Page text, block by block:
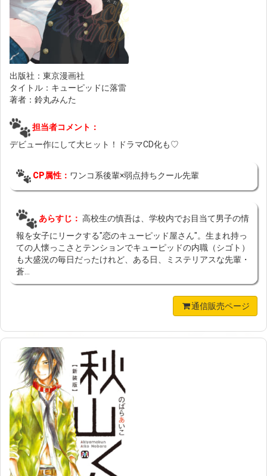
出版社：東京漫画社
タイトル：キューピッドに落雷
著者：鈴丸みんた
担当者コメント：
デビュー作にして大ヒット！ドラマCD化も♡
CP属性： ワンコ系後輩×弱点持ちクール先輩
あらすじ： 高校生の慎吾は、学校内でお目当て男子の情
報を女子にリークする"恋のキューピッド屋さん"。生まれ持っ
ての人懐っこさとテンションでキューピッドの内職（シゴト）
も大盛況の毎日だったけれど、ある日、ミステリアスな先輩・
蒼...
通信販売ページ